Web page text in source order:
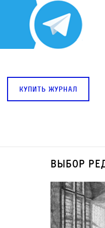
купить журнал
Выбор